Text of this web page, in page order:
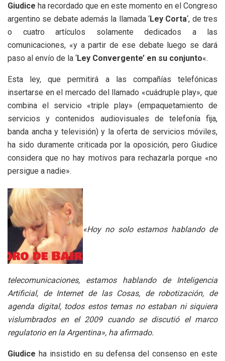
Giudice ha recordado que en este momento en el Congreso
argentino se debate además la llamada ‘Ley Corta‘, de tres
o cuatro artículos solamente dedicados a las
comunicaciones, «y a partir de ese debate luego se dará
paso al envío de la ‘Ley Convergente’ en su conjunto«.
Esta ley, que permitirá a las compañías telefónicas
insertarse en el mercado del llamado «cuádruple play», que
combina el servicio «triple play» (empaquetamiento de
servicios y contenidos audiovisuales de telefonía fija,
banda ancha y televisión) y la oferta de servicios móviles,
ha sido duramente criticada por la oposición, pero Giudice
considera que no hay motivos para rechazarla porque «no
persigue a nadie».
«Hoy no solo estamos hablando de
telecomunicaciones, estamos hablando de Inteligencia
Artificial, de Internet de las Cosas, de robotización, de
agenda digital, todos estos temas no estaban ni siquiera
vislumbrados en el 2009 cuando se discutió el marco
regulatorio en la Argentina», ha afirmado.
Giudice ha insistido en su defensa del consenso en este